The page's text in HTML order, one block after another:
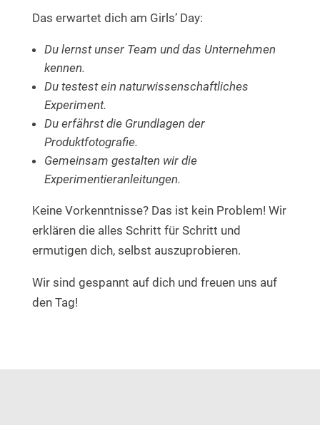
Das erwartet dich am Girls’ Day:
Du lernst unser Team und das Unternehmen
kennen.
Du testest ein naturwissenschaftliches
Experiment.
Du erfährst die Grundlagen der
Produktfotografie.
Gemeinsam gestalten wir die
Experimentieranleitungen.
Keine Vorkenntnisse? Das ist kein Problem! Wir
erklären die alles Schritt für Schritt und
ermutigen dich, selbst auszuprobieren.
Wir sind gespannt auf dich und freuen uns auf
den Tag!